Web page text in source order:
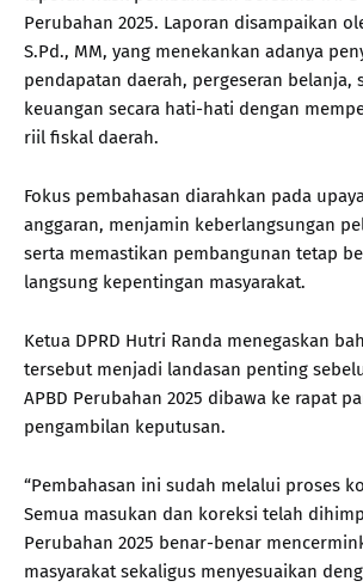
Perubahan 2025. Laporan disampaikan
S.Pd., MM, yang menekankan adanya
pendapatan daerah, pergeseran belanja,
keuangan secara hati-hati dengan
riil fiskal daerah.
Fokus pembahasan diarahkan pada
anggaran, menjamin keberlangsungan
serta memastikan pembangunan tetap
langsung kepentingan masyarakat.
Ketua DPRD Hutri Randa menegaskan
tersebut menjadi landasan penting
APBD Perubahan 2025 dibawa ke rapat
pengambilan keputusan.
“Pembahasan ini sudah melalui proses
Semua masukan dan koreksi telah
Perubahan 2025 benar-benar
masyarakat sekaligus menyesuaikan